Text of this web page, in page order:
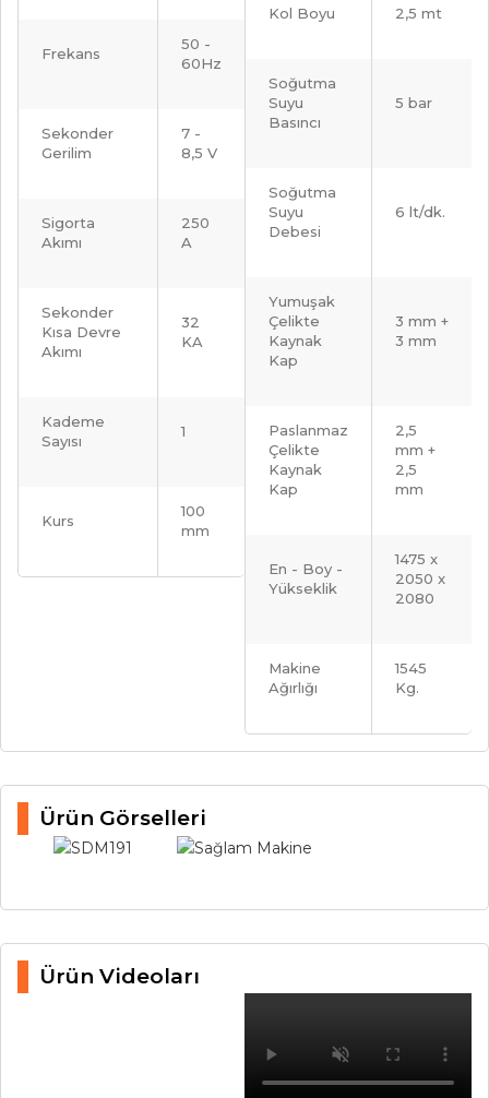
Frekans
50 -
60Hz
Sekonder
Gerilim
7 -
8,5 V
Sigorta
Akımı
250
A
Sekonder
Kısa Devre
Akımı
32
KA
Kademe
Sayısı
1
Kurs
100
mm
Kol Boyu 2,5 mt
Soğutma
Suyu
Basıncı
5 bar
Soğutma
Suyu
Debesi
6 lt/dk.
Yumuşak
Çelikte
Kaynak
Kap
3 mm +
3 mm
Paslanmaz
Çelikte
Kaynak
Kap
2,5
mm +
2,5
mm
En - Boy -
Yükseklik
1475 x
2050 x
2080
Makine
Ağırlığı
1545
Kg.
Ürün Görselleri
Ürün Videoları